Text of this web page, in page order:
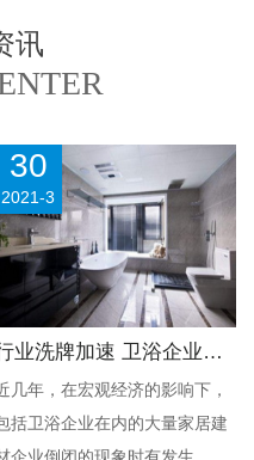
讯
30
2021-3
行业洗牌加速 卫浴企业须坚守本心不冒进
几年，在宏观经济的影响下，
括卫浴企业在内的大量家居建